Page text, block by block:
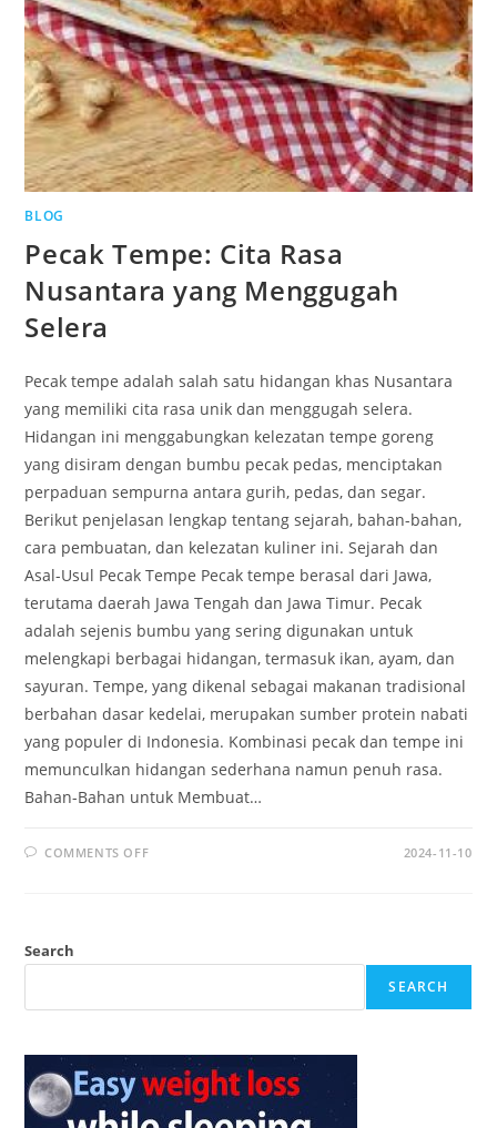
BLOG
Pecak Tempe: Cita Rasa
Nusantara yang Menggugah
Selera
Pecak tempe adalah salah satu hidangan khas Nusantara
yang memiliki cita rasa unik dan menggugah selera.
Hidangan ini menggabungkan kelezatan tempe goreng
yang disiram dengan bumbu pecak pedas, menciptakan
perpaduan sempurna antara gurih, pedas, dan segar.
Berikut penjelasan lengkap tentang sejarah, bahan-bahan,
cara pembuatan, dan kelezatan kuliner ini. Sejarah dan
Asal-Usul Pecak Tempe Pecak tempe berasal dari Jawa,
terutama daerah Jawa Tengah dan Jawa Timur. Pecak
adalah sejenis bumbu yang sering digunakan untuk
melengkapi berbagai hidangan, termasuk ikan, ayam, dan
sayuran. Tempe, yang dikenal sebagai makanan tradisional
berbahan dasar kedelai, merupakan sumber protein nabati
yang populer di Indonesia. Kombinasi pecak dan tempe ini
memunculkan hidangan sederhana namun penuh rasa.
Bahan-Bahan untuk Membuat…
COMMENTS OFFON
SELERA
2024-11-10
Search
SEARCH